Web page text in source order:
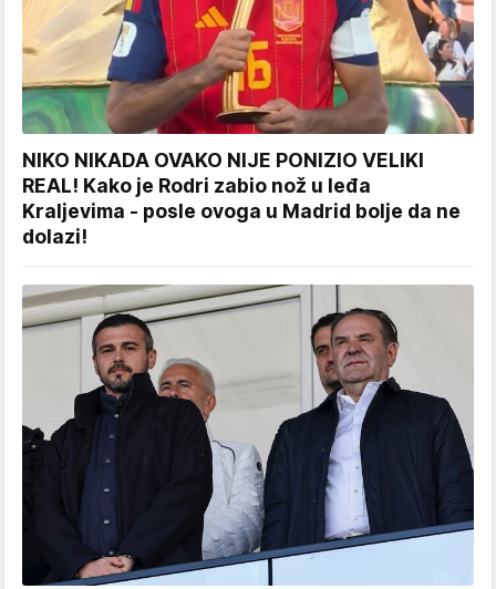
NIKO NIKADA OVAKO NIJE PONIZIO VELIKI
REAL! Kako je Rodri zabio nož u leđa
Kraljevima - posle ovoga u Madrid bolje da ne
dolazi!